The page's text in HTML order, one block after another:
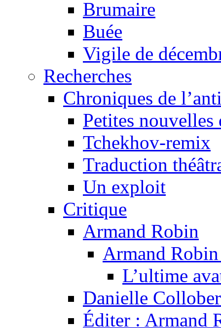
Brumaire
Buée
Vigile de
Recherches
Chroniques de
Petites
Tchekhov-remix
Traduction
Un exploit
Critique
Armand Robin
Armand
L’ultime
Danielle
Éditer : Armand